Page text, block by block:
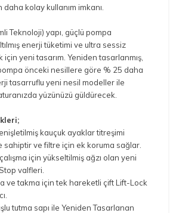
kolay kullanım imkanı.
Teknoloji) yapı, güçlü pompa
enerji tüketimi ve ultra sessiz
için yeni tasarım. Yeniden tasarlanmış,
önceki nesillere göre % 25 daha
tasarruflu yeni nesil modeller ile
yüzünüzü güldürecek.
kauçuk ayaklar titreşimi
sahiptir ve filtre için ek koruma sağlar.
için yükseltilmiş ağzı olan yeni
valfleri.
ve takma için tek hareketli çift Lift-Lock
tutma sapı ile Yeniden Tasarlanan